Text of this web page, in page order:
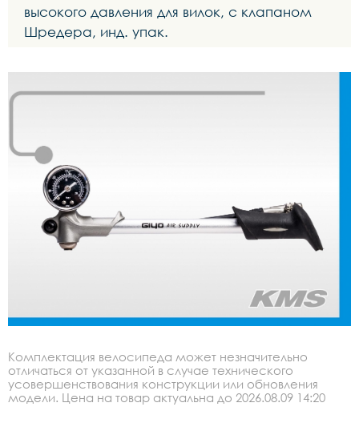
высокого давления для вилок, с клапаном
Шредера, инд. упак.
Комплектация велосипеда может незначительно
отличаться от указанной в случае технического
усовершенствования конструкции или обновления
модели. Цена на товар актуальна до 2026.08.09 14:20